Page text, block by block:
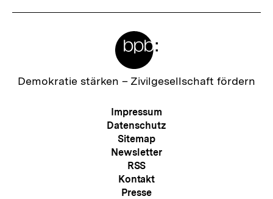
Zur
Demokratie stärken – Zivilgesellschaft fördern
Meta-
Navigation
Impressum
Datenschutz
Sitemap
Newsletter
RSS
Kontakt
Presse